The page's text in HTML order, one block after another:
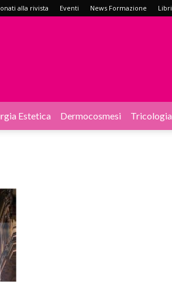
alla rivista Eventi News Formazione Libri
Estetica Dermocosmesi Tricologia